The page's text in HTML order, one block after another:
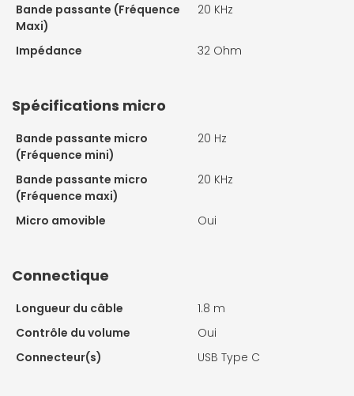
Bande passante (Fréquence
Maxi)
20 KHz
Impédance 32 Ohm
Spécifications micro
Bande passante micro
(Fréquence mini)
20 Hz
Bande passante micro
(Fréquence maxi)
20 KHz
Micro amovible Oui
Connectique
Longueur du câble
1.8 m
Contrôle du volume
Oui
Connecteur(s)
USB Type C